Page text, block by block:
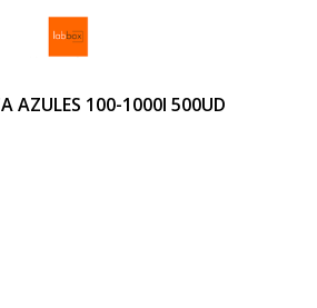
AZULES 100-1000l 500UD